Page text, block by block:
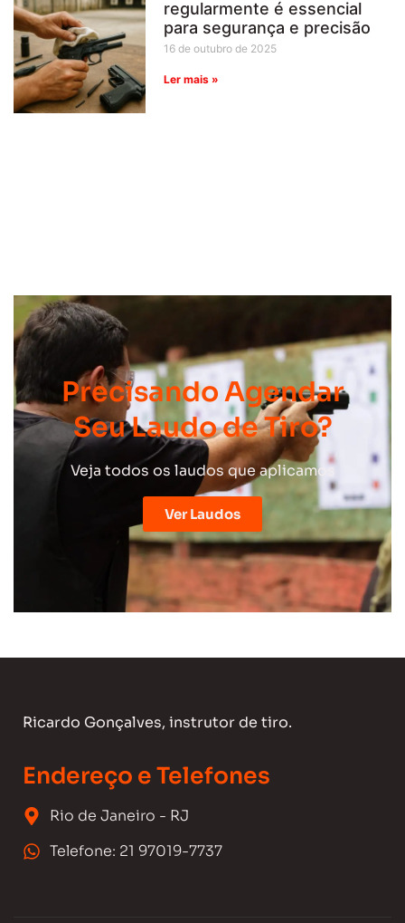
regularmente é essencial
para segurança e precisão
16 de outubro de 2025
Ler mais »
Precisando Agendar
Seu Laudo de Tiro?
Veja todos os laudos que aplicamos
Ver Laudos
Ricardo Gonçalves, instrutor de tiro.
Endereço e Telefones
Rio de Janeiro - RJ
Telefone: 21 97019-7737